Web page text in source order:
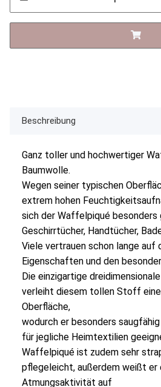
Beschreibung
Ganz toller und hochwertiger
Baumwolle.
Wegen seiner typischen
extrem hohen
sich der Waffelpiqué besonders
Geschirrtücher, Handtücher,
Viele vertrauen schon lange auf
Eigenschaften und den
Die einzigartige
verleiht diesem tollen Stoff
Oberfläche,
wodurch er besonders
für jegliche Heimtextilien
Waffelpiqué ist zudem sehr
pflegeleicht, außerdem weißt er
Atmungsaktivität auf